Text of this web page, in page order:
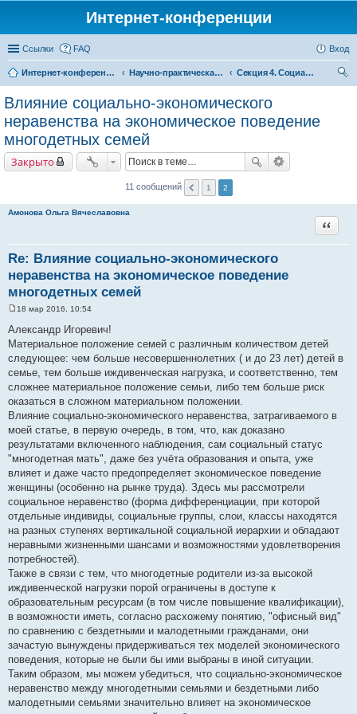
Интернет-конференции
Ссылки FAQ Вход
Интернет-конференции Научно-практическая интернет-конференция «Глобальные вызовы и региональное развитие в зеркале социологических измерений»
Секция 4. Социально-экономическое неравенство в современном обществе
Влияние социально-экономического
неравенства на экономическое поведение
многодетных семей
Закрыто
11 сообщений 1 2
Амонова Ольга Вячеславовна
Re: Влияние социально-экономического
неравенства на экономическое поведение
многодетных семей
Цитата
о
б
е
н
е
18 мар 2016, 10:54
Александр Игоревич!
Материальное положение семей с различным количеством детей
следующее: чем больше несовершеннолетних ( и до 23 лет) детей в
семье, тем больше иждивенческая нагрузка, и соответственно, тем
сложнее материальное положение семьи, либо тем больше риск
оказаться в сложном материальном положении.
Влияние социально-экономического неравенства, затрагиваемого в
моей статье, в первую очередь, в том, что, как доказано
результатами включенного наблюдения, сам социальный статус
"многодетная мать", даже без учёта образования и опыта, уже
влияет и даже часто предопределяет экономическое поведение
женщины (особенно на рынке труда). Здесь мы рассмотрели
социальное неравенство (форма дифференциации, при которой
отдельные индивиды, социальные группы, слои, классы находятся
на разных ступенях вертикальной социальной иерархии и обладают
неравными жизненными шансами и возможностями удовлетворения
потребностей).
Также в связи с тем, что многодетные родители из-за высокой
иждивенческой нагрузки порой ограничены в доступе к
образовательным ресурсам (в том числе повышение квалификации),
в возможности иметь, согласно расхожему понятию, "офисный вид"
по сравнению с бездетными и малодетными гражданами, они
зачастую вынуждены придерживаться тех моделей экономического
поведения, которые не были бы ими выбраны в иной ситуации.
Таким образом, мы можем убедиться, что социально-экономическое
неравенство между многодетными семьями и бездетными либо
малодетными семьями значительно влияет на экономическое